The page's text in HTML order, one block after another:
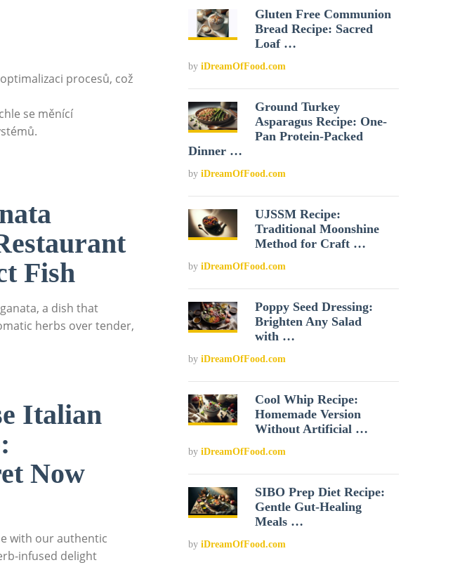
procesů, což
se měnící
Fish
a dish that
herbs over tender,
Italian
Now
with our authentic
infused delight
Gluten Free Communion
Bread Recipe: Sacred
Loaf …
by iDreamOfFood.com
Ground Turkey
Asparagus Recipe: One-
Pan Protein-Packed
Dinner …
by iDreamOfFood.com
UJSSM Recipe:
Traditional Moonshine
Method for Craft …
by iDreamOfFood.com
Poppy Seed Dressing:
Brighten Any Salad
with …
by iDreamOfFood.com
Cool Whip Recipe:
Homemade Version
Without Artificial …
by iDreamOfFood.com
SIBO Prep Diet Recipe:
Gentle Gut-Healing
Meals …
by iDreamOfFood.com